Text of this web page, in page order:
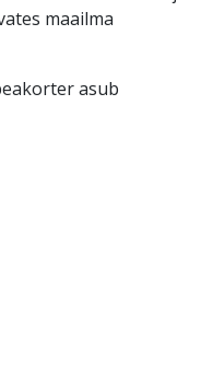
maailma
asub